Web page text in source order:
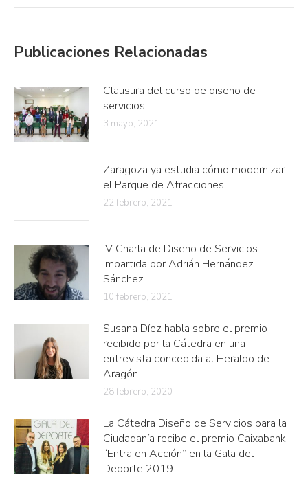
Publicaciones Relacionadas
Clausura del curso de diseño de
servicios
3 mayo, 2021
Zaragoza ya estudia cómo modernizar
el Parque de Atracciones
22 febrero, 2021
IV Charla de Diseño de Servicios
impartida por Adrián Hernández
Sánchez
10 febrero, 2021
Susana Díez habla sobre el premio
recibido por la Cátedra en una
entrevista concedida al Heraldo de
Aragón
28 febrero, 2020
La Cátedra Diseño de Servicios para la
Ciudadanía recibe el premio Caixabank
“Entra en Acción” en la Gala del
Deporte 2019